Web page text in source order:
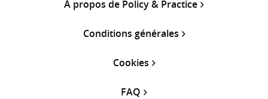
À propos de Policy & Practice
Conditions générales
Cookies
FAQ